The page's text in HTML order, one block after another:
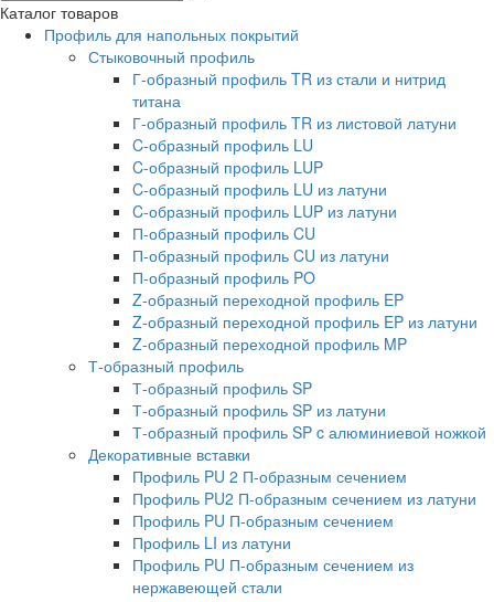
Каталог товаров
Профиль для напольных покрытий
Стыковочный профиль
Г-образный профиль TR из стали и нитрид
титана
Г-образный профиль TR из листовой латуни
C-образный профиль LU
C-образный профиль LUP
C-образный профиль LU из латуни
C-образный профиль LUP из латуни
П-образный профиль CU
П-образный профиль CU из латуни
П-образный профиль PO
Z-образный переходной профиль EP
Z-образный переходной профиль EP из латуни
Z-образный переходной профиль MP
Т-образный профиль
Т-образный профиль SP
Т-образный профиль SP из латуни
Т-образный профиль SP c алюминиевой ножкой
Декоративные вставки
Профиль PU 2 П-образным сечением
Профиль PU2 П-образным сечением из латуни
Профиль PU П-образным сечением
Профиль LI из латуни
Профиль PU П-образным сечением из
нержавеющей стали